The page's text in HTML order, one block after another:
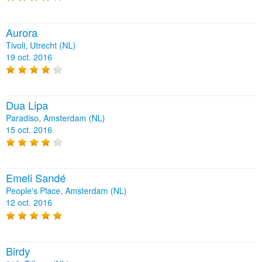
Aurora
Tivoli, Utrecht (NL)
19 oct. 2016
Dua Lipa
Paradiso, Amsterdam (NL)
15 oct. 2016
Emeli Sandé
People's Place, Amsterdam (NL)
12 oct. 2016
Birdy